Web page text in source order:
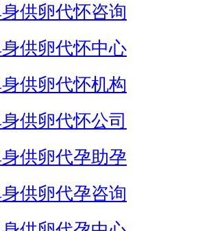
供卵代怀咨询
供卵代怀中心
供卵代怀机构
供卵代怀公司
供卵代孕助孕
供卵代孕咨询